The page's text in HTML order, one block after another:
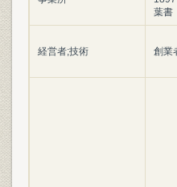
葉書
経営者;技術 創業